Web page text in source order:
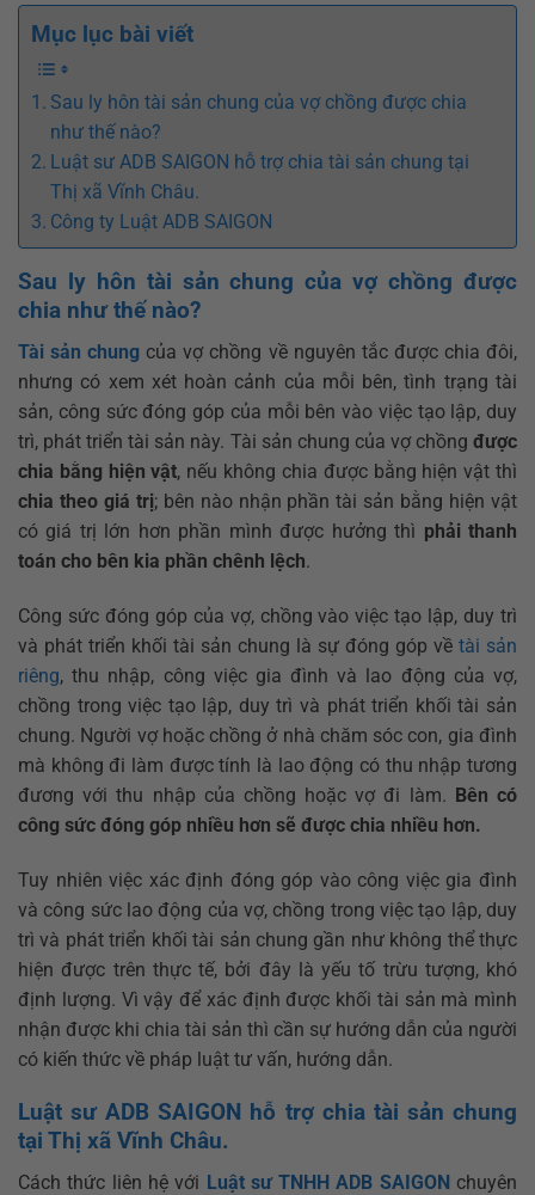
Mục lục bài viết
Sau ly hôn tài sản chung của vợ chồng được chia
như thế nào?
Luật sư ADB SAIGON hỗ trợ chia tài sản chung tại
Thị xã Vĩnh Châu.
Công ty Luật ADB SAIGON
Sau ly hôn tài sản chung của vợ chồng được
chia như thế nào?
Tài sản chung của vợ chồng về nguyên tắc được chia đôi,
nhưng có xem xét hoàn cảnh của mỗi bên, tình trạng tài
sản, công sức đóng góp của mỗi bên vào việc tạo lập, duy
trì, phát triển tài sản này. Tài sản chung của vợ chồng được
chia bằng hiện vật, nếu không chia được bằng hiện vật thì
chia theo giá trị; bên nào nhận phần tài sản bằng hiện vật
có giá trị lớn hơn phần mình được hưởng thì phải thanh
toán cho bên kia phần chênh lệch.
Công sức đóng góp của vợ, chồng vào việc tạo lập, duy trì
và phát triển khối tài sản chung là sự đóng góp về tài sản
riêng, thu nhập, công việc gia đình và lao động của vợ,
chồng trong việc tạo lập, duy trì và phát triển khối tài sản
chung. Người vợ hoặc chồng ở nhà chăm sóc con, gia đình
mà không đi làm được tính là lao động có thu nhập tương
đương với thu nhập của chồng hoặc vợ đi làm. Bên có
công sức đóng góp nhiều hơn sẽ được chia nhiều hơn.
Tuy nhiên việc xác định đóng góp vào công việc gia đình
và công sức lao động của vợ, chồng trong việc tạo lập, duy
trì và phát triển khối tài sản chung gần như không thể thực
hiện được trên thực tế, bởi đây là yếu tố trừu tượng, khó
định lượng. Vì vậy để xác định được khối tài sản mà mình
nhận được khi chia tài sản thì cần sự hướng dẫn của người
có kiến thức về pháp luật tư vấn, hướng dẫn.
Luật sư ADB SAIGON hỗ trợ chia tài sản chung
tại Thị xã Vĩnh Châu.
Cách thức liên hệ với Luật sư TNHH ADB SAIGON chuyên